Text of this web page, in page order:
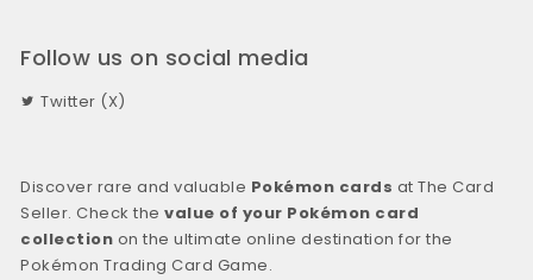
Follow us on social media
Twitter (X)
Discover rare and valuable Pokémon cards at The Card
Seller. Check thevalue of your Pokémon card
collection on the ultimate online destination for the
Pokémon Trading Card Game.